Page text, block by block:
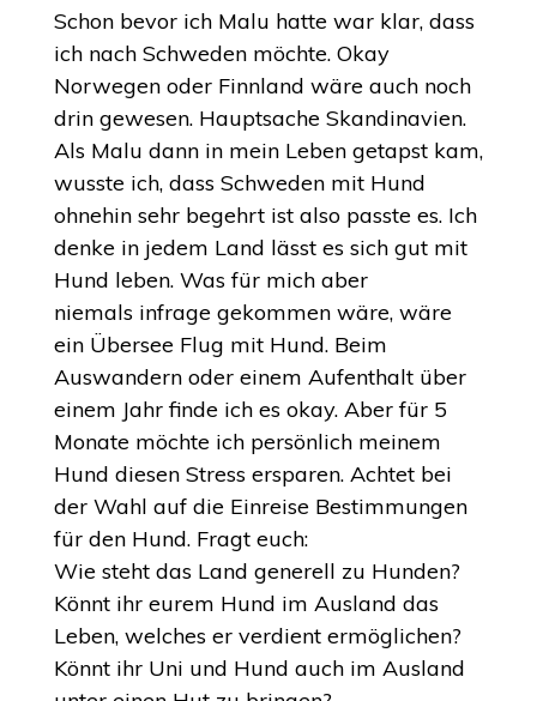
Schon bevor ich Malu hatte war klar, dass
ich nach Schweden möchte. Okay
Norwegen oder Finnland wäre auch noch
drin gewesen. Hauptsache Skandinavien.
Als Malu dann in mein Leben getapst kam,
wusste ich, dass Schweden mit Hund
ohnehin sehr begehrt ist also passte es. Ich
denke in jedem Land lässt es sich gut mit
Hund leben. Was für mich aber
niemals infrage gekommen wäre, wäre
ein Übersee Flug mit Hund. Beim
Auswandern oder einem Aufenthalt über
einem Jahr finde ich es okay. Aber für 5
Monate möchte ich persönlich meinem
Hund diesen Stress ersparen. Achtet bei
der Wahl auf die Einreise Bestimmungen
für den Hund. Fragt euch:
Wie steht das Land generell zu Hunden?
Könnt ihr eurem Hund im Ausland das
Leben, welches er verdient ermöglichen?
Könnt ihr Uni und Hund auch im Ausland